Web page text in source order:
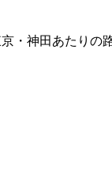
・神田あたりの